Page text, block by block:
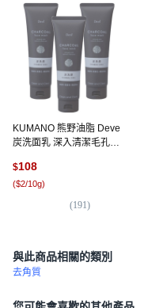
KUMANO 熊野油脂 Deve
炭洗面乳 深入清潔毛孔
$108
($2/10g)
(191)
與此商品相關的類別
去角質